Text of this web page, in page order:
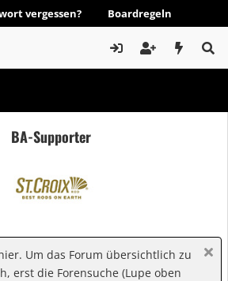
vergessen? Boardregeln
BA-Supporter
Um das Forum übersichtlich zu
erst die Forensuche (Lupe oben